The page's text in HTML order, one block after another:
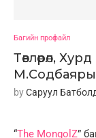
Багийн профайл
Төвлөрөл,
byСаруул
“The MongolZ”